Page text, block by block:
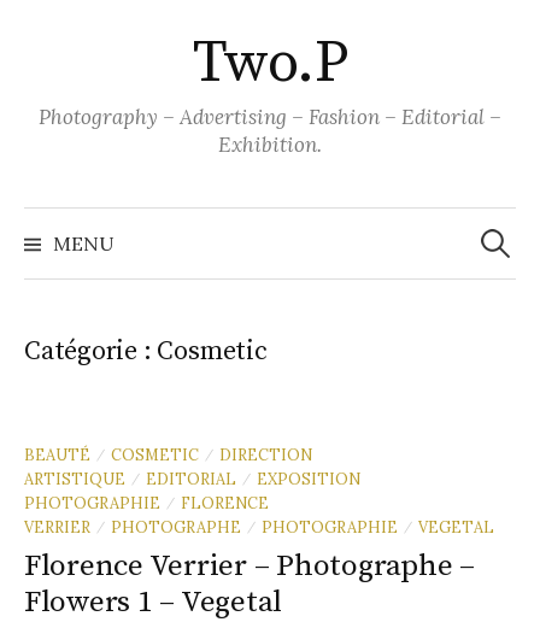
Two.P
Photography – Advertising – Fashion – Editorial –
Exhibition.
MENU
Catégorie : Cosmetic
BEAUTÉ / COSMETIC / DIRECTION
ARTISTIQUE
/ EDITORIAL / EXPOSITION
PHOTOGRAPHIE
/ FLORENCE
VERRIER
/ PHOTOGRAPHE / PHOTOGRAPHIE / VEGETAL
Florence Verrier – Photographe –
Flowers 1 – Vegetal